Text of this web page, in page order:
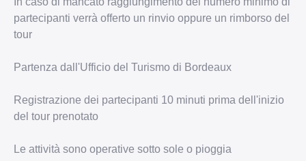
partecipanti verrà offerto un rinvio oppure un rimborso del
tour
Partenza dall'Ufficio del Turismo di Bordeaux
Registrazione dei partecipanti 10 minuti prima dell'inizio
del tour prenotato
Le attività sono operative sotto sole o pioggia